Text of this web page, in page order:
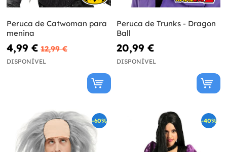
Peruca de Catwoman para
menina
4,99 € 12,99 €
DISPONÍVEL
Peruca de Trunks - Dragon
Ball
20,99 €
DISPONÍVEL
-60% -40%